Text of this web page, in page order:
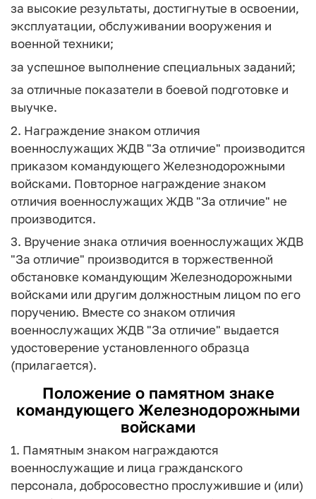
за высокие результаты, достигнутые в освоении,
эксплуатации, обслуживании вооружения и
военной техники;
за успешное выполнение специальных заданий;
за отличные показатели в боевой подготовке и
выучке.
2. Награждение знаком отличия
военнослужащих ЖДВ "За отличие" производится
приказом командующего Железнодорожными
войсками. Повторное награждение знаком
отличия военнослужащих ЖДВ "За отличие" не
производится.
3. Вручение знака отличия военнослужащих ЖДВ
"За отличие" производится в торжественной
обстановке командующим Железнодорожными
войсками или другим должностным лицом по его
поручению. Вместе со знаком отличия
военнослужащих ЖДВ "За отличие" выдается
удостоверение установленного образца
(прилагается).
Положение о памятном знаке
командующего Железнодорожными
войсками
1. Памятным знаком награждаются
военнослужащие и лица гражданского
персонала, добросовестно прослужившие и (или)